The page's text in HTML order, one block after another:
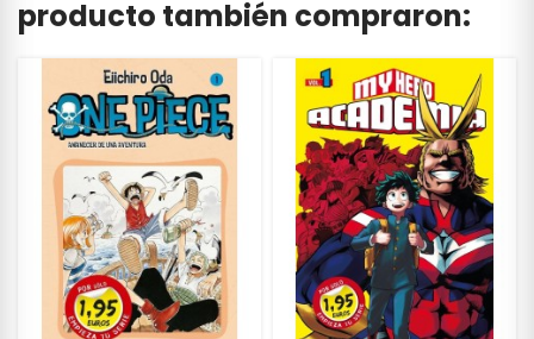
producto también compraron: